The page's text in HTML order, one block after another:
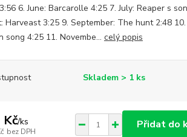
6. June: Barcarolle 4:25 7. July: Reaper s
Harveast 3:25 9. September: The hunt 2:48
song 4:25 11. Novembe... celý popis
Skladem > 1 ks
Kč/ks
bez DPH
Přidat do